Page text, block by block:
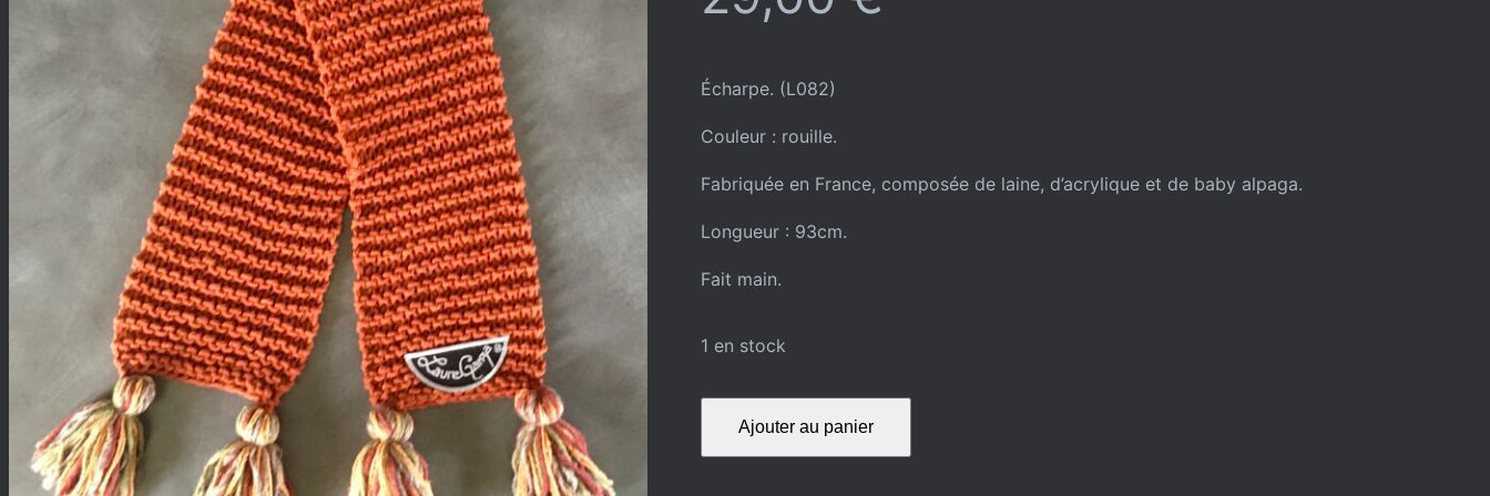
Écharpe. (L082)
Couleur : rouille.
Fabriquée en France, composée de laine, d’acrylique et de baby alpaga.
Longueur : 93cm.
Fait main.
1 en stock
Ajouter au panier